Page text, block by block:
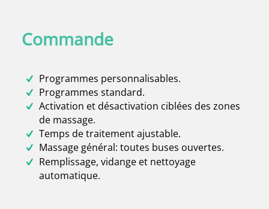
Commande
Programmes personnalisables.
Programmes standard.
Activation et désactivation ciblées des zones
de massage.
Temps de traitement ajustable.
Massage général: toutes buses ouvertes.
Remplissage, vidange et nettoyage
automatique.